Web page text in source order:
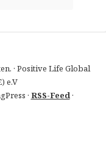
· Positive Life Global
e.V
· RSS-Feed·